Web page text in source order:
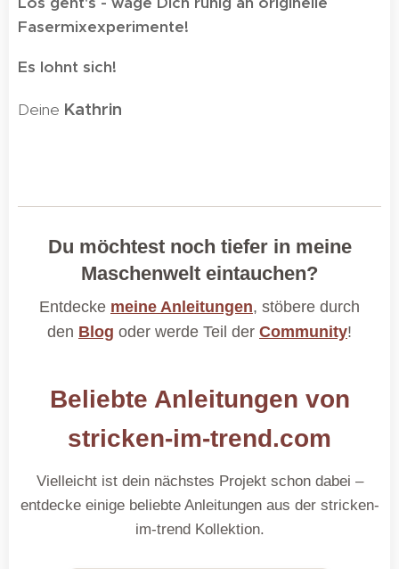
Fasermixexperimente!
Es lohnt sich!
Deine Kathrin
Du möchtest noch tiefer in meine
Maschenwelt eintauchen?
Entdecke meine Anleitungen, stöbere durch
den Blog oder werde Teil der Community!
Beliebte Anleitungen von
stricken-im-trend.com
Vielleicht ist dein nächstes Projekt schon dabei –
entdecke einige beliebte Anleitungen aus der stricken-
im-trend Kollektion.